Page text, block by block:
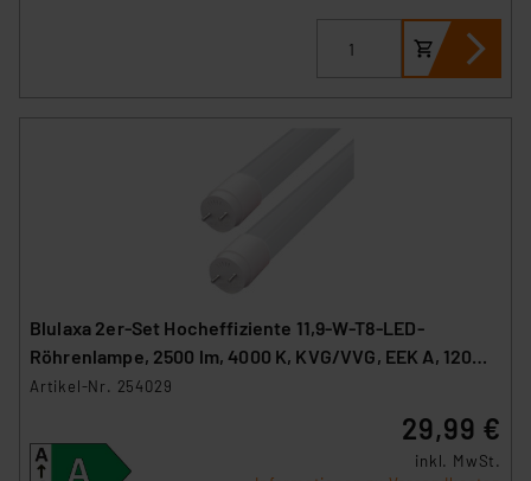
Blulaxa 2er-Set Hocheffiziente 11,9-W-T8-LED-
Röhrenlampe, 2500 lm, 4000 K, KVG/VVG, EEK A, 120
cm
Artikel-Nr. 254029
29,99 €
inkl. MwSt.